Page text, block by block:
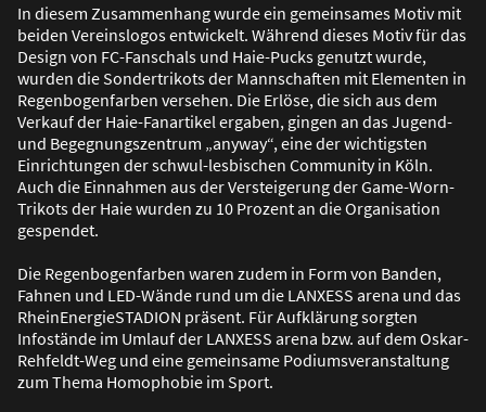
In diesem Zusammenhang wurde ein gemeinsames Motiv mit
beiden Vereinslogos entwickelt. Während dieses Motiv für das
Design von FC-Fanschals und Haie-Pucks genutzt wurde,
wurden die Sondertrikots der Mannschaften mit Elementen in
Regenbogenfarben versehen. Die Erlöse, die sich aus dem
Verkauf der Haie-Fanartikel ergaben, gingen an das Jugend-
und Begegnungszentrum „anyway“, eine der wichtigsten
Einrichtungen der schwul-lesbischen Community in Köln.
Auch die Einnahmen aus der Versteigerung der Game-Worn-
Trikots der Haie wurden zu 10 Prozent an die Organisation
gespendet.
Die Regenbogenfarben waren zudem in Form von Banden,
Fahnen und LED-Wände rund um die LANXESS arena und das
RheinEnergieSTADION präsent. Für Aufklärung sorgten
Infostände im Umlauf der LANXESS arena bzw. auf dem Oskar-
Rehfeldt-Weg und eine gemeinsame Podiumsveranstaltung
zum Thema Homophobie im Sport.